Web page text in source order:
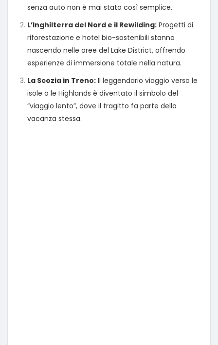
senza auto non è mai stato così semplice.
L’Inghilterra del Nord e il Rewilding: Progetti di
riforestazione e hotel bio-sostenibili stanno
nascendo nelle aree del Lake District, offrendo
esperienze di immersione totale nella natura.
La Scozia in Treno: Il leggendario viaggio verso le
isole o le Highlands è diventato il simbolo del
“viaggio lento”, dove il tragitto fa parte della
vacanza stessa.